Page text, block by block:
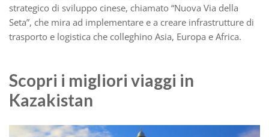
strategico di sviluppo cinese, chiamato “Nuova Via della
Seta”, che mira ad implementare e a creare infrastrutture di
trasporto e logistica che colleghino Asia, Europa e Africa.
Scopri i migliori viaggi in
Kazakistan